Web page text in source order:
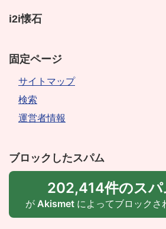
i2i懐石
固定ページ
サイトマップ
検索
運営者情報
ブロックしたスパム
202,414件のスパ
が Akismetによってブロックさ